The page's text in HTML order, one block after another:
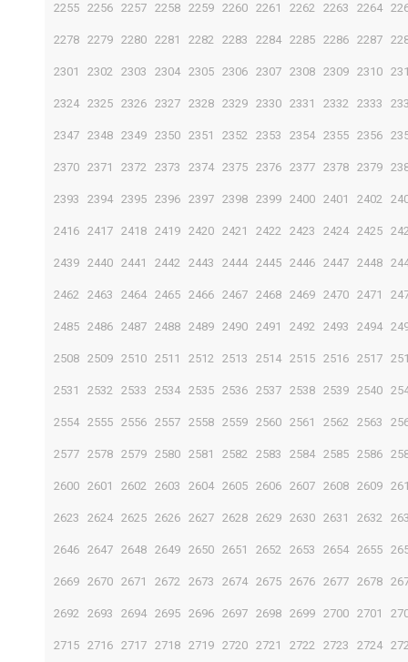
2255 2256 2257 2258 2259 2260 2261 2262 2263 2264
2278 2279 2280 2281 2282 2283 2284 2285 2286 2287
2301 2302 2303 2304 2305 2306 2307 2308 2309 2310
2324 2325 2326 2327 2328 2329 2330 2331 2332 2333
2347 2348 2349 2350 2351 2352 2353 2354 2355 2356
2370 2371 2372 2373 2374 2375 2376 2377 2378 2379
2393 2394 2395 2396 2397 2398 2399 2400 2401 2402
2416 2417 2418 2419 2420 2421 2422 2423 2424 2425
2439 2440 2441 2442 2443 2444 2445 2446 2447 2448
2462 2463 2464 2465 2466 2467 2468 2469 2470 2471
2485 2486 2487 2488 2489 2490 2491 2492 2493 2494
2508 2509 2510 2511 2512 2513 2514 2515 2516 2517
2531 2532 2533 2534 2535 2536 2537 2538 2539 2540
2554 2555 2556 2557 2558 2559 2560 2561 2562 2563
2577 2578 2579 2580 2581 2582 2583 2584 2585 2586
2600 2601 2602 2603 2604 2605 2606 2607 2608 2609
2623 2624 2625 2626 2627 2628 2629 2630 2631 2632
2646 2647 2648 2649 2650 2651 2652 2653 2654 2655
2669 2670 2671 2672 2673 2674 2675 2676 2677 2678
2692 2693 2694 2695 2696 2697 2698 2699 2700 2701
2715 2716 2717 2718 2719 2720 2721 2722 2723 2724